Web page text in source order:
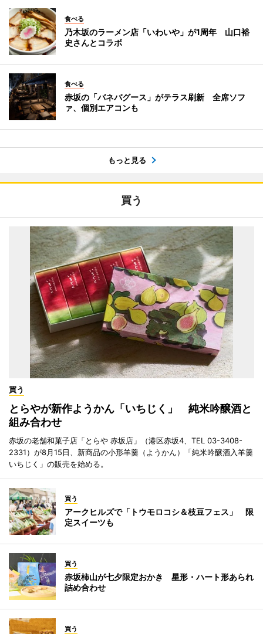
食べる
乃木坂のラーメン店「いわいや」が1周年 山口裕
史さんとコラボ
食べる
赤坂の「バネバグース」がテラス刷新 全席ソフ
ァ、個別エアコンも
もっと見る
買う
買う
とらやが新作ようかん「いちじく」 純米吟醸酒と
組み合わせ
赤坂の老舗和菓子店「とらや 赤坂店」（港区赤坂4、TEL 03-3408-
2331）が8月15日、新商品の小形羊羹（ようかん）「純米吟醸酒入羊羹
いちじく」の販売を始める。
買う
アークヒルズで「トウモロコシ＆枝豆フェス」 限
定スイーツも
買う
赤坂柿山が七夕限定おかき 星形・ハート形あられ
詰め合わせ
買う